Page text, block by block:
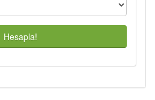
Hesapla!